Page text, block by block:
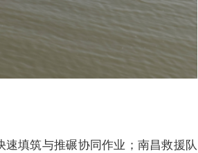
填筑与推碾协同作业；南昌救援队